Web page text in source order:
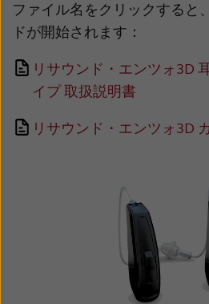
Türkçe
United States
عربي
ファイル名をクリックすると
ドが開始されます：
リサウンド・エンツォ3D
イプ 取扱説明書
リサウンド・エンツォ3D